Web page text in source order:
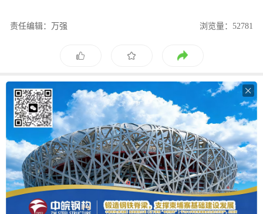
责任编辑：万强 浏览量：52781
